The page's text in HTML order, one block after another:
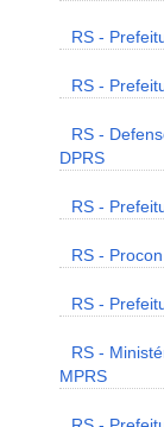
RS -
RS -
RS -
DPRS
RS -
RS -
RS -
RS -
MPRS